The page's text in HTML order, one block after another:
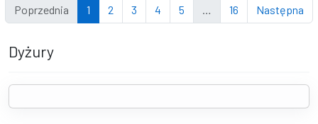
Poprzednia
1 2 3 4 5 16 Następna
Dyżury